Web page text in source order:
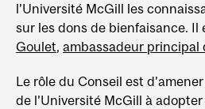
l’Université McGill les
sur les dons de bienfaisance. Il
Goulet, ambassadeur principal
Le rôle du Conseil est
de l’Université McGill à